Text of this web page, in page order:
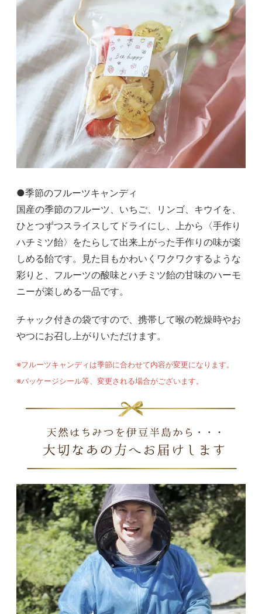
●季節のフルーツキャンディ
国産の季節のフルーツ、いちご、リンゴ、キウイを、
ひとつずつスライスしてドライにし、上から〈手作り
ハチミツ飴〉をたらして出来上がった手作りの味が楽
しめる飴です。見た目もかわいくワクワクするような
彩りと、フルーツの酸味とハチミツ飴の甘味のハーモ
ニーが楽しめる一品です。
チャック付きの袋ですので、携帯して喉の乾燥時やお
やつにお召し上がりいただけます。
※フルーツキャンディは季節に合わせて内容が変更になります。
※パッケージシール等、変更される場合がございます。